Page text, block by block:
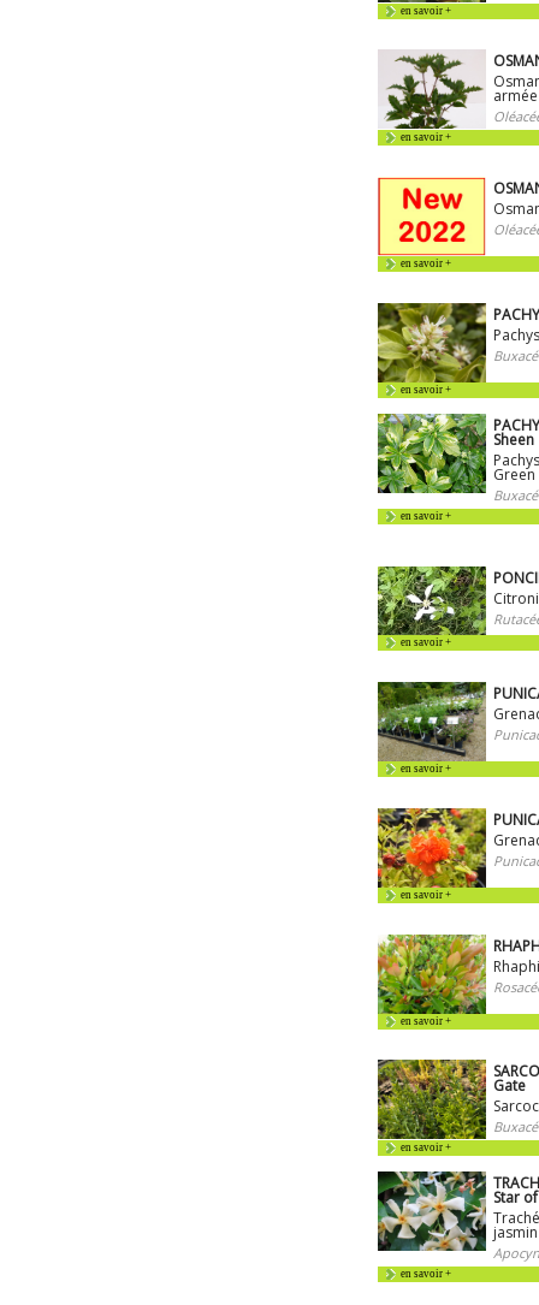
en savoir +
armée
en savoir +
en savoir +
en savoir +
Sheen
Green
en savoir +
en savoir +
en savoir +
en savoir +
en savoir +
Gate
en savoir +
Star
en savoir +